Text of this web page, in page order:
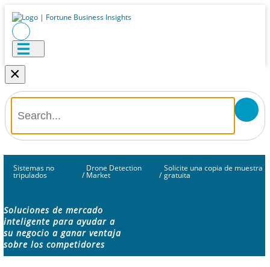
×
Sistemas no
tripulados /
Drone Detection
Market /
Solicite una copia de muestra
gratuita
Soluciones de mercado
inteligente para ayudar a
su negocio a ganar ventaja
sobre los competidores